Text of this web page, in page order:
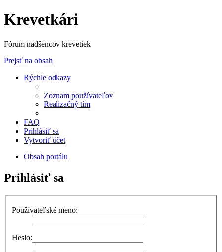
Krevetkári
Fórum nadšencov krevetiek
Prejsť na obsah
Rýchle odkazy
Zoznam používateľov
Realizačný tím
FAQ
Prihlásiť sa
Vytvoriť účet
Obsah portálu
Prihlásiť sa
Používateľské meno:
Heslo: